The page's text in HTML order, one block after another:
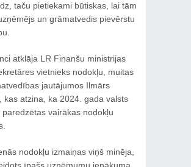
taču pietiekami būtiskas, lai tām
un grāmatvedis pievērstu
atklāja LR Finanšu ministrijas
vietnieks nodokļu, muitas
jautājumos Ilmārs
kas atzina, ka 2024. gada valsts
paredzētas vairākas nodokļu
nodokļu izmaiņas viņš minēja,